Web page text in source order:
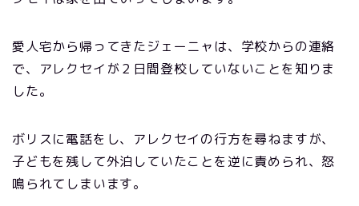
愛人宅から帰ってきたジェーニャは、学校からの連絡
で、アレクセイが２日間登校していないことを知りま
した。
ボリスに電話をし、アレクセイの行方を尋ねますが、
子どもを残して外泊していたことを逆に責められ、怒
鳴られてしまいます。